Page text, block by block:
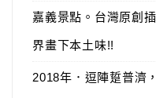
嘉義景點。台灣原創
界畫下本土味!!
2018年．逗陣踅普濟